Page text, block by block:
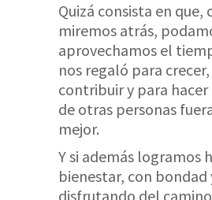
Quizá consista en que,
miremos atrás,
aprovechamos el
nos regaló para
contribuir y para hacer
de otras personas
mejor.
Y si además logramos
bienestar, con bondad
disfrutando del